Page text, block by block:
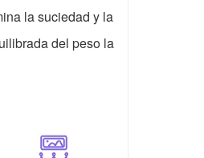
la suciedad y la
del peso la